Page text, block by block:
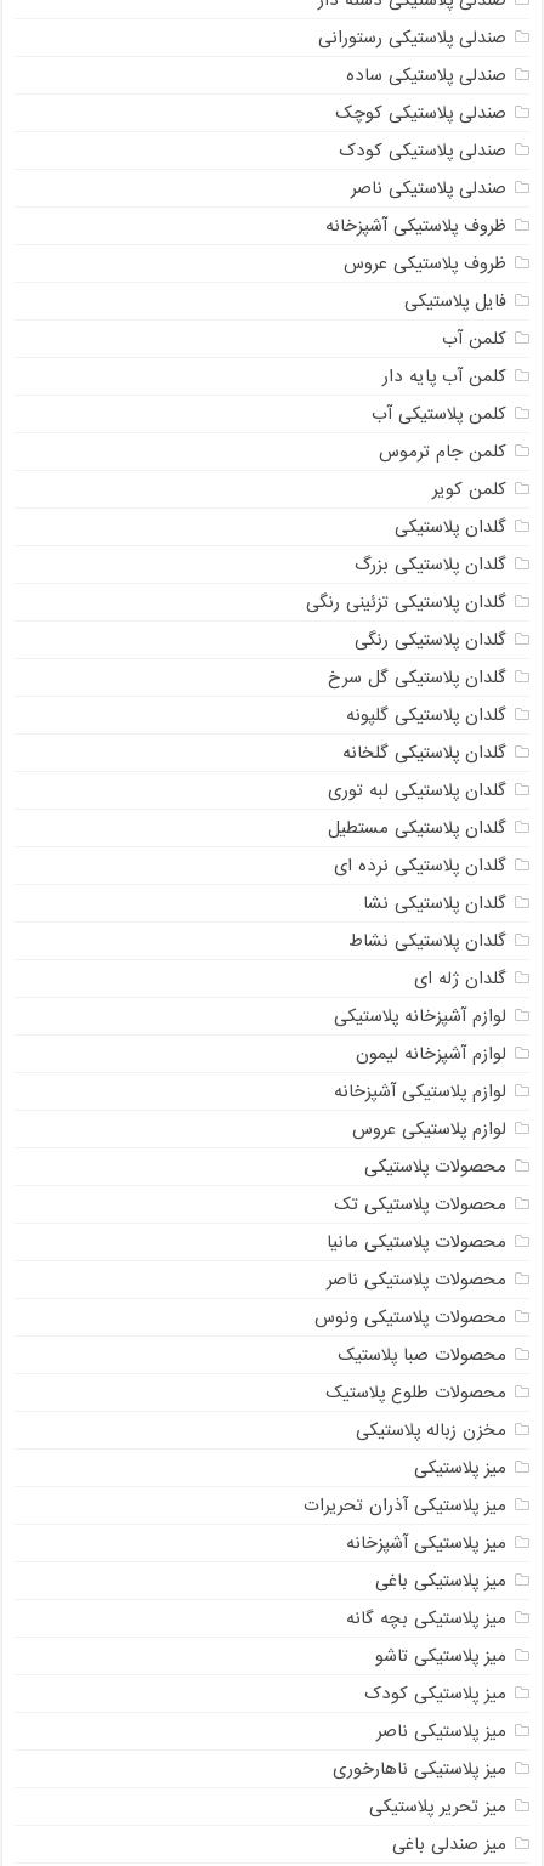
صندلی پلاستیکی رستورانی
صندلی پلاستیکی ساده
صندلی پلاستیکی کوچک
صندلی پلاستیکی کودک
صندلی پلاستیکی ناصر
ظروف پلاستیکی آشپزخانه
ظروف پلاستیکی عروس
فایل پلاستیکی
کلمن آب
کلمن آب پایه دار
کلمن پلاستیکی آب
کلمن جام ترموس
کلمن کویر
گلدان پلاستیکی
گلدان پلاستیکی بزرگ
گلدان پلاستیکی تزئینی رنگی
گلدان پلاستیکی رنگی
گلدان پلاستیکی گل سرخ
گلدان پلاستیکی گلپونه
گلدان پلاستیکی گلخانه
گلدان پلاستیکی لبه توری
گلدان پلاستیکی مستطیل
گلدان پلاستیکی نرده ای
گلدان پلاستیکی نشا
گلدان پلاستیکی نشاط
گلدان ژله ای
لوازم آشپزخانه پلاستیکی
لوازم آشپزخانه لیمون
لوازم پلاستیکی آشپزخانه
لوازم پلاستیکی عروس
محصولات پلاستیکی
محصولات پلاستیکی تک
محصولات پلاستیکی مانیا
محصولات پلاستیکی ناصر
محصولات پلاستیکی ونوس
محصولات صبا پلاستیک
محصولات طلوع پلاستیک
مخزن زباله پلاستیکی
میز پلاستیکی
میز پلاستیکی آذران تحریرات
میز پلاستیکی آشپزخانه
میز پلاستیکی باغی
میز پلاستیکی بچه گانه
میز پلاستیکی تاشو
میز پلاستیکی کودک
میز پلاستیکی ناصر
میز پلاستیکی ناهارخوری
میز تحریر پلاستیکی
میز صندلی باغی